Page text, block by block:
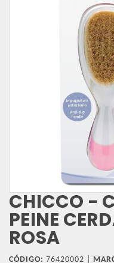
CHICCO -
PEINE
ROSA
CÓDIGO: 76420002 |